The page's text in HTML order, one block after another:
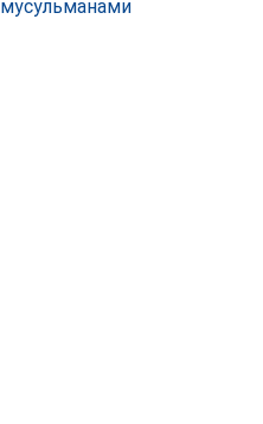
мусульманами